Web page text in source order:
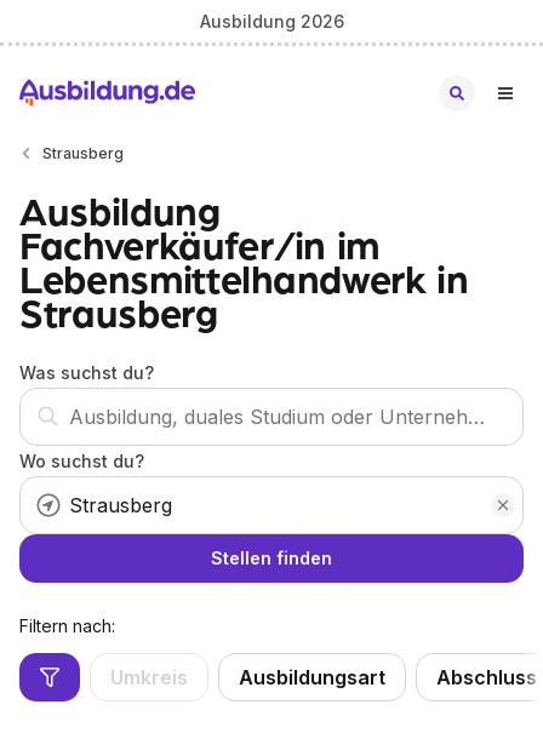
Ausbildung 2026
Strausberg
Ausbildung
Fachverkäufer/in im
Lebensmittelhandwerk in
Strausberg
Was suchst du?
Wo suchst du?
Stellen finden
Filtern nach:
Umkreis Ausbildungsart Abschluss